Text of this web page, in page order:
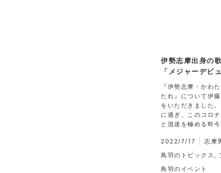
伊勢志摩出身の
「メジャーデビ
『伊勢志摩・かわ
たれ』について伊
をいただきました
に過ぎ、このコロ
と混迷を極める昨
2022/7/17
志摩
鳥羽のトピックス ,
鳥羽のイベント